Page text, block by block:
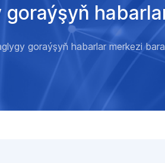
goraýşyň
goraýşyň habarlar merkezi